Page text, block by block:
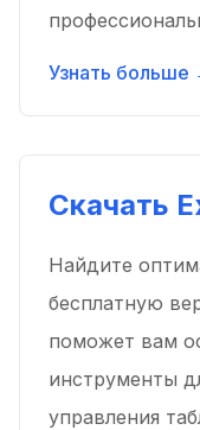
Узнать больше
Скачать
Найдите
бесплатную
поможет вам
инструменты
управления